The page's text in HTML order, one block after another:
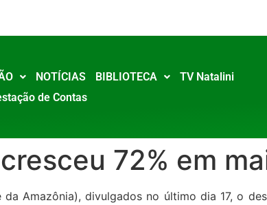
NOTÍCIAS BIBLIOTECA
TV Natalini
de Contas
72% em
Amazônia), divulgados no último dia 17, o